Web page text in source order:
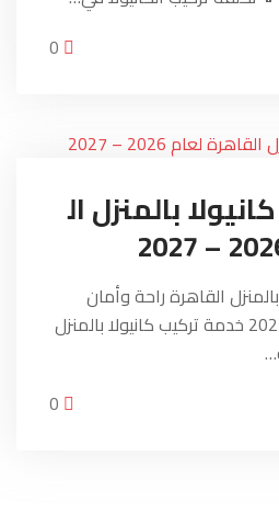
بالمنزل ال
القاهرة راحة وأمان
للمريض|لعام 2026 – 2027 خدمة تركيب كانيولا بالمنزل